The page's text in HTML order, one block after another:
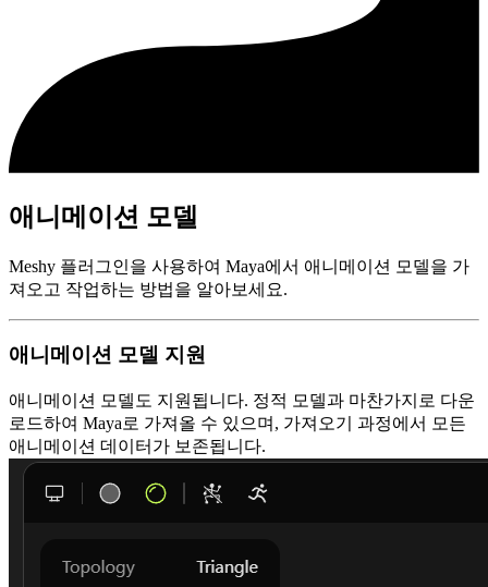
애니메이션 모델
Meshy 플러그인을 사용하여 Maya에서 애니메이션 모델을 가
져오고 작업하는 방법을 알아보세요.
애니메이션 모델 지원
애니메이션 모델도 지원됩니다. 정적 모델과 마찬가지로 다운
로드하여 Maya로 가져올 수 있으며, 가져오기 과정에서 모든
애니메이션 데이터가 보존됩니다.